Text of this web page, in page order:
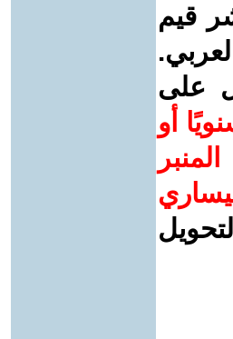
قيم
على
سنويًا أو